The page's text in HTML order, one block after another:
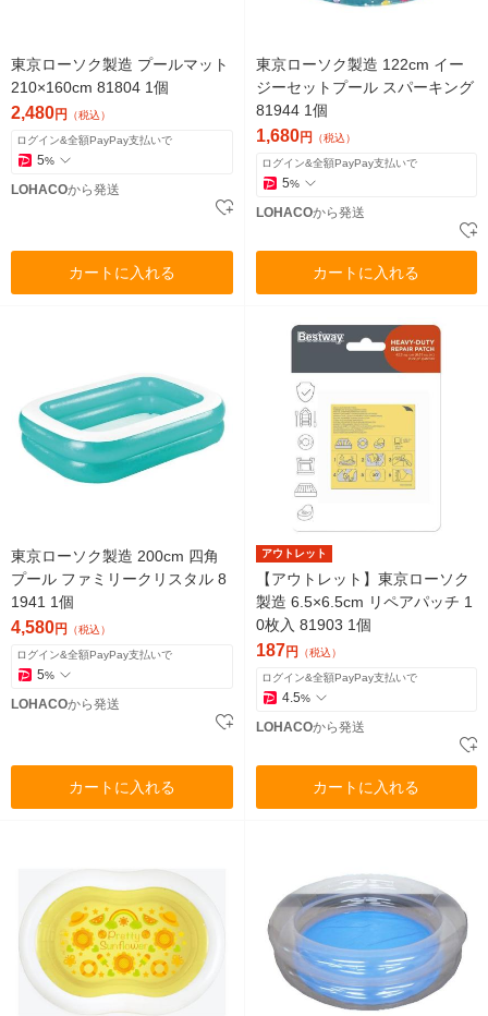
東京ローソク製造 プールマット
210×160cm 81804 1個
2,480円 （税込）
ログイン&全額PayPay支払いで
5%
LOHACOから発送
カートに入れる
東京ローソク製造 122cm イー
ジーセットプール スパーキング
81944 1個
1,680円 （税込）
ログイン&全額PayPay支払いで
5%
LOHACOから発送
カートに入れる
東京ローソク製造 200cm 四角
プール ファミリークリスタル 8
1941 1個
4,580円 （税込）
ログイン&全額PayPay支払いで
5%
LOHACOから発送
カートに入れる
アウトレット
【アウトレット】東京ローソク
製造 6.5×6.5cm リペアパッチ 1
0枚入 81903 1個
187円 （税込）
ログイン&全額PayPay支払いで
4.5%
LOHACOから発送
カートに入れる